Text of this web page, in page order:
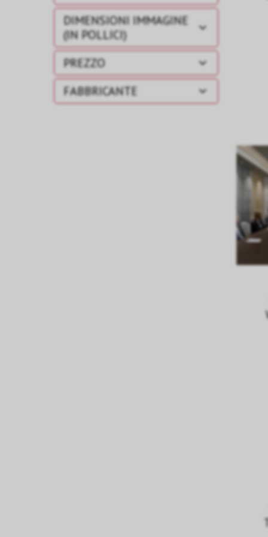
DIMENSIONI IMMAGINE
(IN POLLICI)
PREZZO
FABBRICANTE